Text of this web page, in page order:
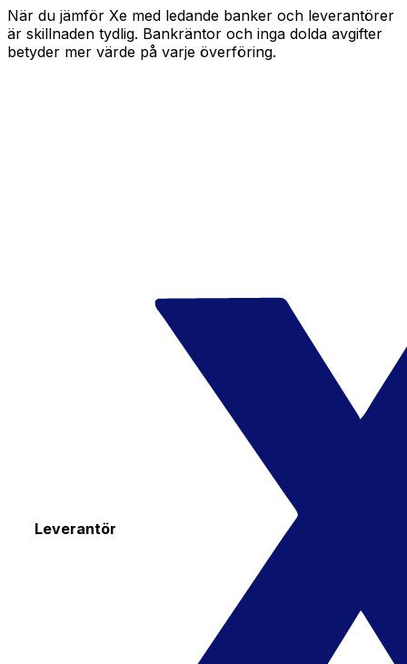
När du jämför Xe med ledande banker och leverantörer
är skillnaden tydlig. Bankräntor och inga dolda avgifter
betyder mer värde på varje överföring.
Leverantör